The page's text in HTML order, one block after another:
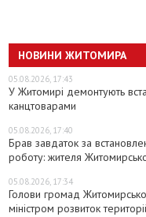
НОВИНИ ЖИТОМИРА
05.08.2026, 17:43
У Житомирі демонтують
канцтоварами
05.08.2026, 17:40
Брав завдаток за
роботу: жителя
05.08.2026, 17:34
Голови громад
міністром розвиток